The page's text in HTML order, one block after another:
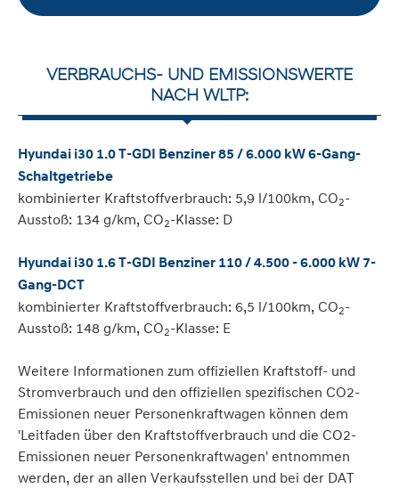
VERBRAUCHS- UND EMISSIONSWERTE
NACH WLTP:
Hyundai i30 1.0 T-GDI Benziner 85 / 6.000 kW 6-Gang-
Schaltgetriebe
kombinierter Kraftstoffverbrauch: 5,9 l/100km, CO2-
Ausstoß: 134 g/km, CO2-Klasse: D
Hyundai i30 1.6 T-GDI Benziner 110 / 4.500 - 6.000 kW 7-
Gang-DCT
kombinierter Kraftstoffverbrauch: 6,5 l/100km, CO2-
Ausstoß: 148 g/km, CO2-Klasse: E
Weitere Informationen zum offiziellen Kraftstoff- und
Stromverbrauch und den offiziellen spezifischen CO2-
Emissionen neuer Personenkraftwagen können dem
'Leitfaden über den Kraftstoffverbrauch und die CO2-
Emissionen neuer Personenkraftwagen' entnommen
werden, der an allen Verkaufsstellen und bei der DAT